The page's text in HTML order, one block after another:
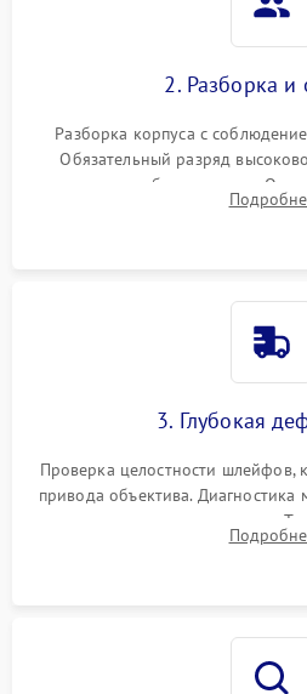
2. Разборка и
Разборка корпуса с
Обязательный разряд
вспышки для безопасности.
пыли, песка и следов влаги с
3. Глубокая
Проверка целостности шлейфов,
привода объектива. Диагностика
питания и картоприемника.
затвора и блока